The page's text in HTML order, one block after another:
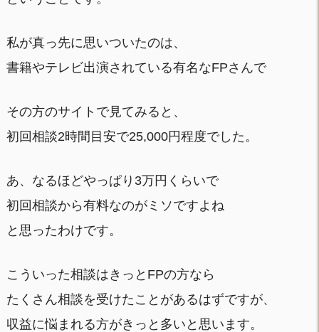
私が真っ先に思いついたのは、
書籍やテレビ出演されている有名なFPさんで
その方のサイトで見てみると、
初回相談2時間目安で25,000円程度でした。
あ、なるほどやっぱり3万円くらいで
初回相談から有料なのがミソですよね
と思ったわけです。
こういった相談はきっとFPの方なら
たくさん相談を受けたことがあるはずですが、
収益に悩まれる方がきっと多いと思います。